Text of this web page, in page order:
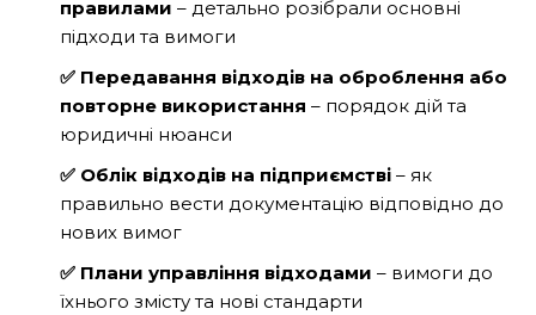
правилами – детально розібрали основні
підходи та вимоги
✅ Передавання відходів на оброблення або
повторне використання – порядок дій та
юридичні нюанси
✅ Облік відходів на підприємстві – як
правильно вести документацію відповідно до
нових вимог
✅ Плани управління відходами – вимоги до
їхнього змісту та нові стандарти